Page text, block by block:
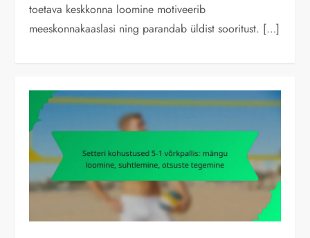
toetava keskkonna loomine motiveerib
meeskonnakaaslasi ning parandab üldist sooritust. […]